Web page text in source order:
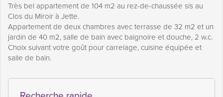
Très bel appartement de 104 m2 au rez-de-chaussée sis au
Clos du Miroir à Jette.
Appartement de deux chambres avec terrasse de 32 m2 et un
jardin de 40 m2, salle de bain avec baignoire et douche, 2 w.c.
Choix suivant votre goût pour carrelage, cuisine équipée et
salle de bain.